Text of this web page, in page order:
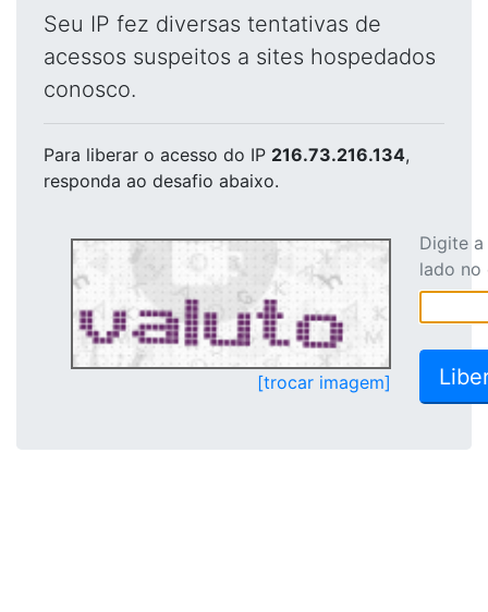
Seu IP fez diversas tentativas de
acessos suspeitos a sites hospedados
conosco.
Para liberar o acesso do IP 216.73.216.134,
responda ao desafio abaixo.
[trocar imagem]
Digite
lado no